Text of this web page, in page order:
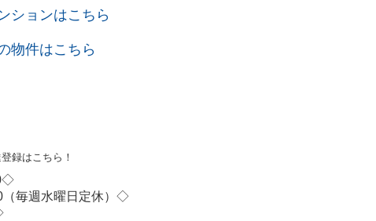
ションはこちら
物件はこちら
録はこちら！
毎週水曜日定休）◇